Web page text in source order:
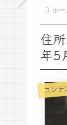
ホー
住
年5
コンテ